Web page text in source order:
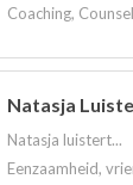
Coaching,
Natasja
Natasja luistert...
Eenzaamheid,